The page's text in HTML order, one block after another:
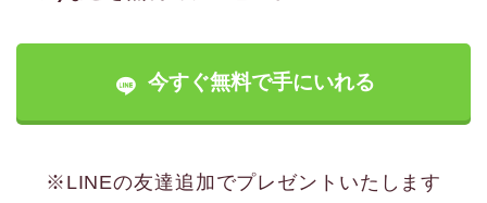
今すぐ無料で手にいれる
※LINEの友達追加でプレゼントいたします